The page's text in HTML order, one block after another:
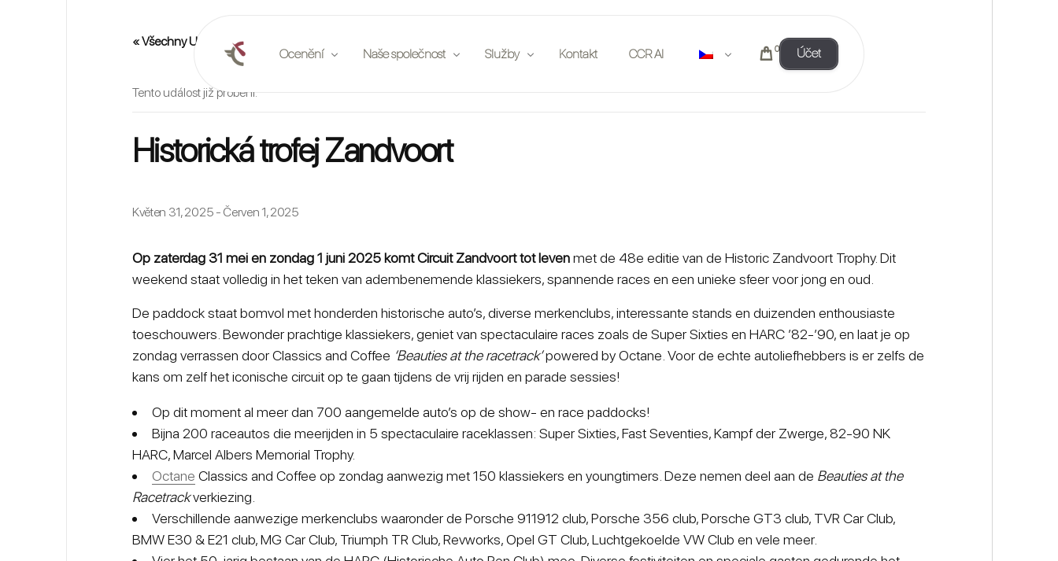
Ocenění
Online ocenění
Naplánovat ocenění na místě
Naše společnost
Publikace
Partneři
Služby
Kluby automobilů
Právní
Aplikace
Kontakt CCR AI 0 Účet
« Všechny Události
Tento událost již proběhl.
Historická trofej Zandvoort
Květen 31, 2025 - Červen 1, 2025
Op zaterdag 31 mei en zondag 1 juni 2025 komt Circuit Zandvoort tot levenmet de 48e editie van de Historic Zandvoort Trophy. Dit
weekend staat volledig in het teken van adembenemende klassiekers, spannende races en een unieke sfeer voor jong en oud.
De paddock staat bomvol met honderden historische auto’s, diverse merkenclubs, interessante stands en duizenden enthousiaste
toeschouwers. Bewonder prachtige klassiekers, geniet van spectaculaire races zoals de Super Sixties en HARC ’82-’90, en laat je op
zondag verrassen door Classics and Coffee ‘Beauties at the racetrack’powered by Octane. Voor de echte autoliefhebbers is er zelfs de
kans om zelf het iconische circuit op te gaan tijdens de vrij rijden en parade sessies!
Op dit moment al meer dan 700 aangemelde auto’s op de show- en race paddocks!
Bijna 200 raceautos die meerijden in 5 spectaculaire raceklassen: Super Sixties, Fast Seventies, Kampf der Zwerge, 82-90 NK
HARC, Marcel Albers Memorial Trophy.
Octane Classics and Coffee op zondag aanwezig met 150 klassiekers en youngtimers. Deze nemen deel aan de Beauties at the
Racetrackverkiezing.
Verschillende aanwezige merkenclubs waaronder de Porsche 911912 club, Porsche 356 club, Porsche GT3 club, TVR Car Club,
BMW E30 & E21 club, MG Car Club, Triumph TR Club, Revworks, Opel GT Club, Luchtgekoelde VW Club en vele meer.